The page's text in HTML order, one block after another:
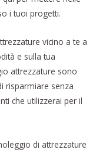
i tuoi progetti.
vicino a te a
e sulla tua
attrezzature sono
risparmiare senza
che utilizzerai per il
di attrezzature